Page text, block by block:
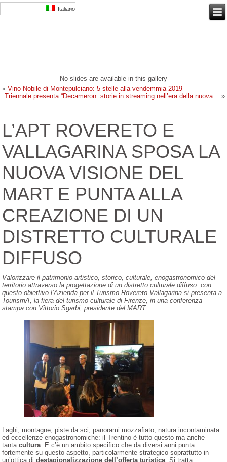
Italiano
No slides are available in this gallery
«Vino Nobile di Montepulciano: 5 stelle alla vendemmia 2019
Triennale presenta “Decameron: storie in streaming nell’era della nuova… »
L’APT ROVERETO E
VALLAGARINA SPOSA LA
NUOVA VISIONE DEL
MART E PUNTA ALLA
CREAZIONE DI UN
DISTRETTO CULTURALE
DIFFUSO
Valorizzare il patrimonio artistico, storico, culturale, enogastronomico del
territorio attraverso la progettazione di un distretto culturale diffuso: con
questo obiettivo l’Azienda per il Turismo Rovereto Vallagarina si presenta a
TourismA, la fiera del turismo culturale di Firenze, in una conferenza
stampa con Vittorio Sgarbi, presidente del MART.
Laghi, montagne, piste da sci, panorami mozzafiato, natura incontaminata
ed eccellenze enogastronomiche: il Trentino è tutto questo ma anche
tantacultura . E c’è un ambito specifico che da diversi anni punta
fortemente su questo aspetto, particolarmente strategico soprattutto in
un’ottica didestagionalizzazione dell’offerta turistica . Si tratta